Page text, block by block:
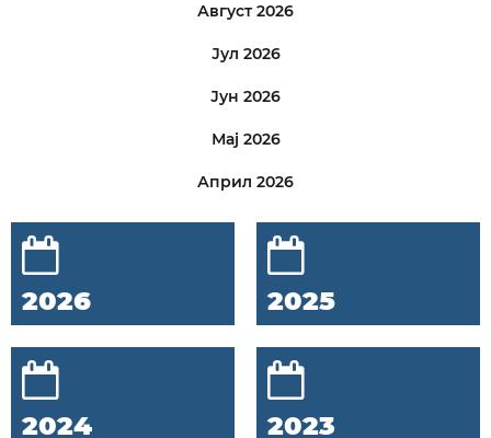
Август 2026
Јул 2026
Јун 2026
Мај 2026
Април 2026
2026 2025
2024 2023